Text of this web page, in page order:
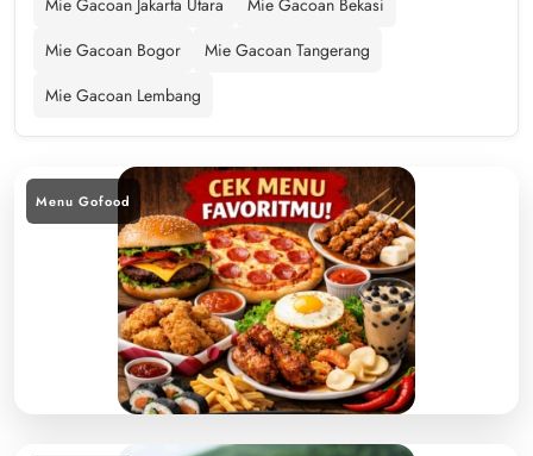
Mie Gacoan Jakarta Utara
Mie Gacoan Bekasi
Mie Gacoan Bogor
Mie Gacoan Tangerang
Mie Gacoan Lembang
Menu Gofood